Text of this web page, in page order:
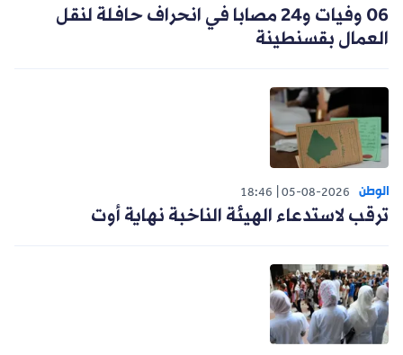
06 وفيات و24 مصابا في انحراف حافلة لنقل
العمال بقسنطينة
الوطن 05-08-2026
18:46
ترقب لاستدعاء الهيئة الناخبة نهاية أوت